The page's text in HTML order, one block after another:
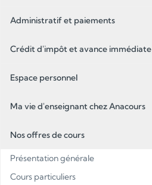
Administratif et paiements
Crédit d'impôt et avance immédiate
Espace personnel
Ma vie d'enseignant chez Anacours
Nos offres de cours
Présentation générale
Cours particuliers